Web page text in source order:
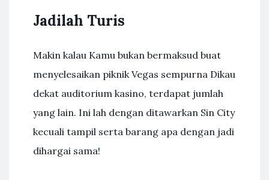
Jadilah Turis
Makin kalau Kamu bukan bermaksud buat
menyelesaikan piknik Vegas sempurna Dikau
dekat auditorium kasino, terdapat jumlah
yang lain. Ini lah dengan ditawarkan Sin City
kecuali tampil serta barang apa dengan jadi
dihargai sama!